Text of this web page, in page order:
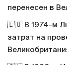
перенесен в
🇱🇺 В 1974-м
затрат на